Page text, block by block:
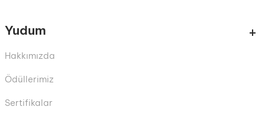
Yudum
Hakkımızda
Ödüllerimiz
Sertifikalar